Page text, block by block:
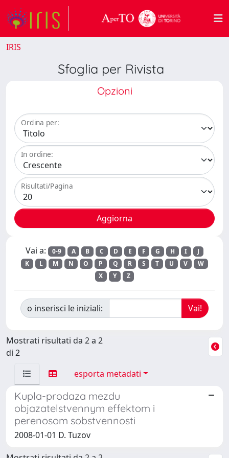
IRIS
Sfoglia per Rivista
Opzioni
Ordina per:
In ordine:
Risultati/Pagina
Vai a: 0-9 A B C D E F G H I
J
K
L M N O P Q R S T U V
W
X
Y Z
o inserisci le iniziali:
Mostrati risultati da 2 a 2
di 2
esporta metadati
Kupla-prodaza mezdu
objazatelstvennym effektom i
perenosom sobstvennosti
2008-01-01 D. Tuzov